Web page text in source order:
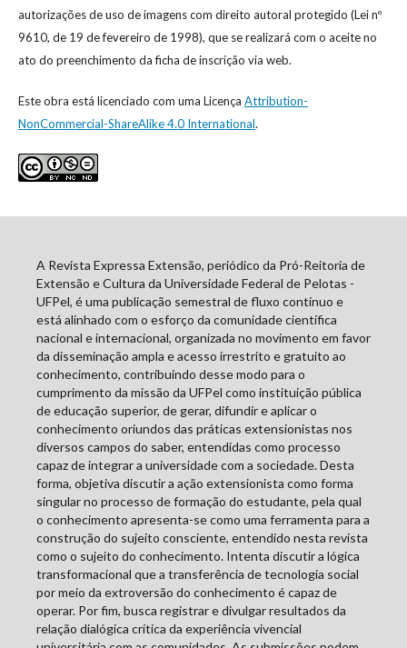
autorizações de uso de imagens com direito autoral protegido (Lei nº
9610, de 19 de fevereiro de 1998), que se realizará com o aceite no
ato do preenchimento da ficha de inscrição via web.
Este obra está licenciado com uma Licença Attribution-
NonCommercial-ShareAlike 4.0 International.
A Revista Expressa Extensão, periódico da Pró-Reitoria de
Extensão e Cultura da Universidade Federal de Pelotas -
UFPel, é uma publicação semestral de fluxo contínuo e
está alinhado com o esforço da comunidade científica
nacional e internacional, organizada no movimento em favor
da disseminação ampla e acesso irrestrito e gratuito ao
conhecimento, contribuindo desse modo para o
cumprimento da missão da UFPel como instituição pública
de educação superior, de gerar, difundir e aplicar o
conhecimento oriundos das práticas extensionistas nos
diversos campos do saber, entendidas como processo
capaz de integrar a universidade com a sociedade. Desta
forma, objetiva discutir a ação extensionista como forma
singular no processo de formação do estudante, pela qual
o conhecimento apresenta-se como uma ferramenta para a
construção do sujeito consciente, entendido nesta revista
como o sujeito do conhecimento. Intenta discutir a lógica
transformacional que a transferência de tecnologia social
por meio da extroversão do conhecimento é capaz de
operar. Por fim, busca registrar e divulgar resultados da
relação dialógica crítica da experiência vivencial